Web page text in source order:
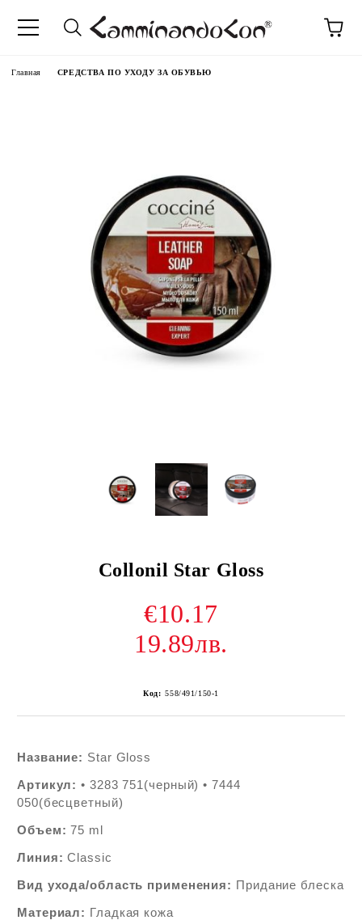
Главная СРЕДСТВА ПО УХОДУ ЗА ОБУВЬЮ
Collonil Star Gloss
€10.17
19.89лв.
Код: 558/491/150-1
Название: Star Gloss
Артикул:• 3283 751(черный) • 7444
050(бесцветный)
Объем:75 ml
Линия:Classic
Вид ухода/область применения: Придание блеска
Материал: Гладкая кожа